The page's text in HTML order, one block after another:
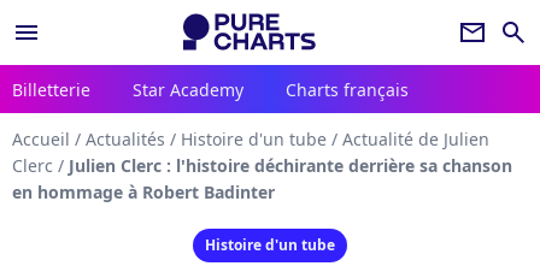
menu newsletter search
Billetterie Star Academy Charts français
Accueil / Actualités / Histoire d'un tube / Actualité de Julien
Clerc / Julien Clerc : l'histoire déchirante derrière sa chanson
en hommage à Robert Badinter
Histoire d'un tube